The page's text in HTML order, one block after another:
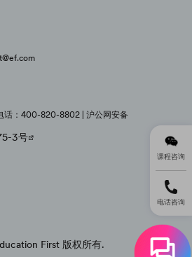
话：400-820-8802 | 沪公网安备
3号
First 版权所有.
课程咨询
电话咨询